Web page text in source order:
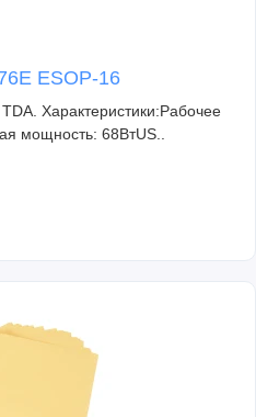
ESOP-16
Характеристики:Рабочее
мощность: 68ВтUS..